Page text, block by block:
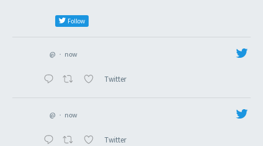
Follow
@ · now
Twitter
@ · now
Twitter